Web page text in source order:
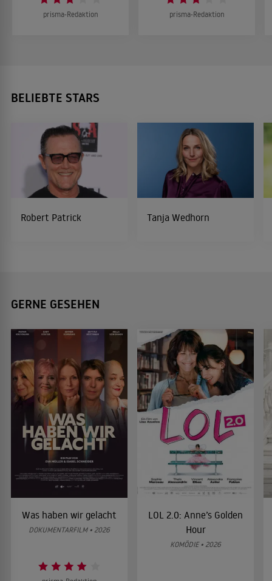
prisma-Redaktion prisma-Redaktion
BELIEBTE STARS
Robert Patrick Tanja Wedhorn
GERNE GESEHEN
Was haben wir gelacht
DOKUMENTARFILM • 2026
LOL 2.0: Anne’s Golden
Hour
KOMÖDIE • 2026